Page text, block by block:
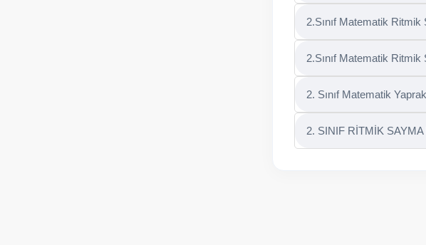
2.Sınıf Matematik
2.Sınıf Matematik
2. Sınıf Matematik
2. SINIF RİTMİK